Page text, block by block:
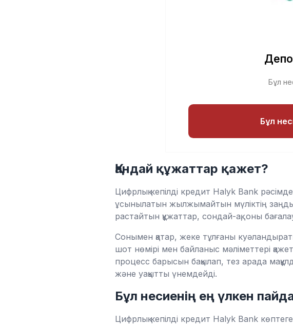
Бұл
Бұл
Қандай құжаттар қажет?
Цифрлық кепілді кредит Halyk Bank
ұсынылатын жылжымайтын мүліктің заңды
растайтын құжаттар, сондай-ақ, оны
Сонымен қатар, жеке тұлғаны
шот нөмірі мен байланыс мәліметтері
процесс барысын бақылап, тез арада
және уақытты үнемдейді.
Бұл несиенің ең үлкен
Цифрлық кепілді кредит Halyk Bank